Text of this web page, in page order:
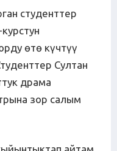
студенттер
өтө күчтүү
Султан
драма
зор салым